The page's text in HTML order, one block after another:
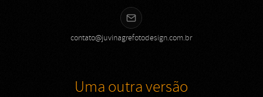
contato@juvinagrefotodesign.com.br
Uma outra versão